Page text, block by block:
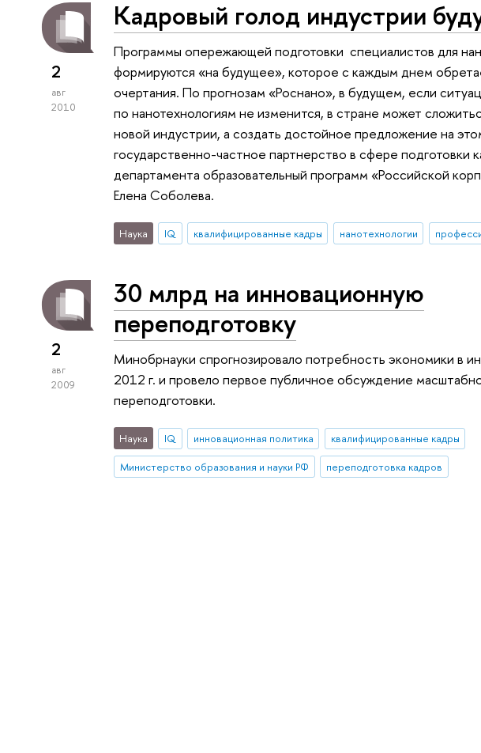
2
авг
2010
Кадровый голод индустрии
Программы опережающей подготовки специалистов для
формируются «на будущее», которое с каждым днем
очертания. По прогнозам «Роснано», в будущем, если
по нанотехнологиям не изменится, в стране может
новой индустрии, а создать достойное предложение на
государственно-частное партнерство в сфере подготовки
департамента образовательный программ «Российской
Елена Соболева.
Наука IQ квалифицированные кадры нанотехнологии
2
авг
2009
30 млрд на инновационную
переподготовку
Минобрнауки спрогнозировало потребность экономики в
2012 г. и провело первое публичное обсуждение
переподготовки.
Наука IQ инновационная политика
квалифицированные кадры
Министерство образования и науки РФ
переподготовка кадров